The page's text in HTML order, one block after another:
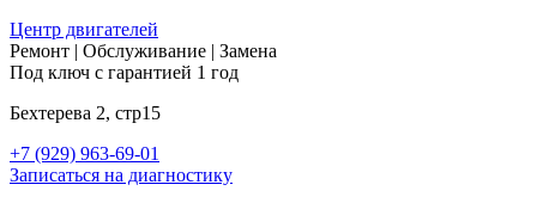
Центр двигателей
Ремонт | Обслуживание | Замена
Под ключ с гарантией 1 год
Бехтерева 2, стр15
+7 (929) 963-69-01
Записаться на диагностику